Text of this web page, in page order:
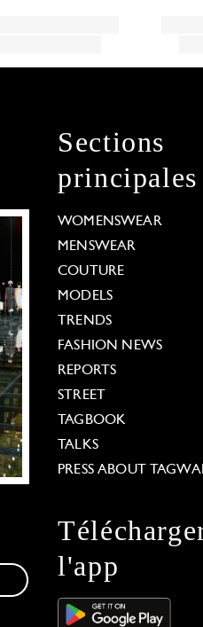
Sections
principales
WOMENSWEAR
MENSWEAR
COUTURE
MODELS
TRENDS
FASHION NEWS
REPORTS
STREET
TAGBOOK
TALKS
PRESS ABOUT
l'app